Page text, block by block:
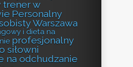
trener w
Personalny
Warszawa
i dieta na
profesjonalny
siłowni
na odchudzanie